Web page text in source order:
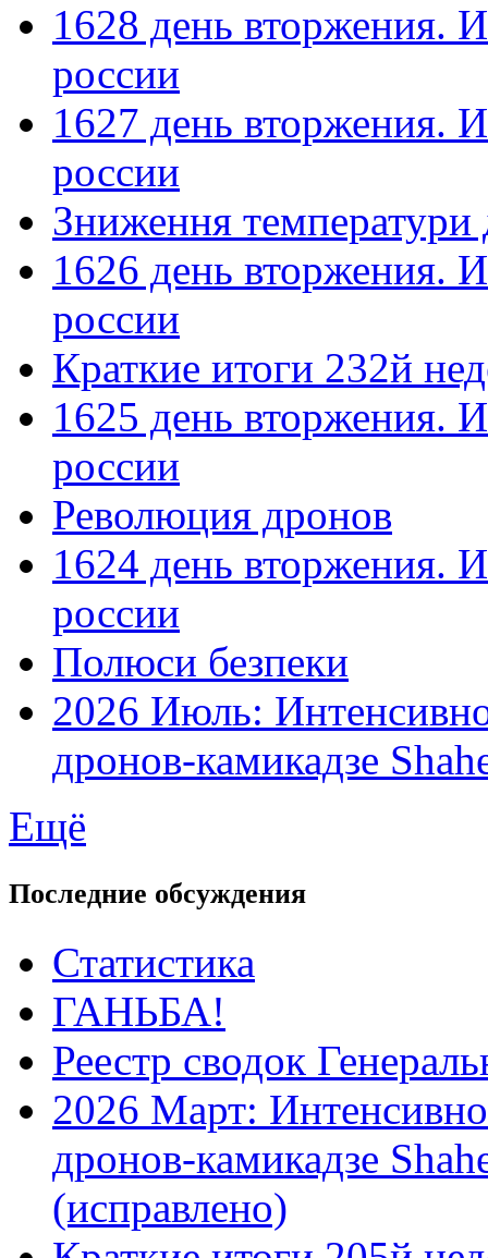
1628 день вторжения.
россии
1627 день вторжения.
россии
Зниження температури
1626 день вторжения.
россии
Краткие итоги 232й
1625 день вторжения.
россии
Революция дронов
1624 день вторжения.
россии
Полюси безпеки
2026 Июль:
дронов-камикадзе
Ещё
Последние обсуждения
Статистика
ГАНЬБА!
Реестр сводок
2026 Март:
дронов-камикадзе
(исправлено)